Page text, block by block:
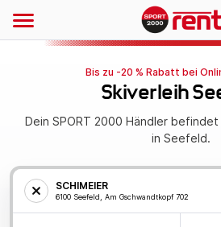
Bis zu -20 % Rabatt bei
Skiverleih
Dein SPORT 2000 Händler
in Seefeld.
SCHIMEIER
6100 Seefeld, Am Gschwandtkopf 702